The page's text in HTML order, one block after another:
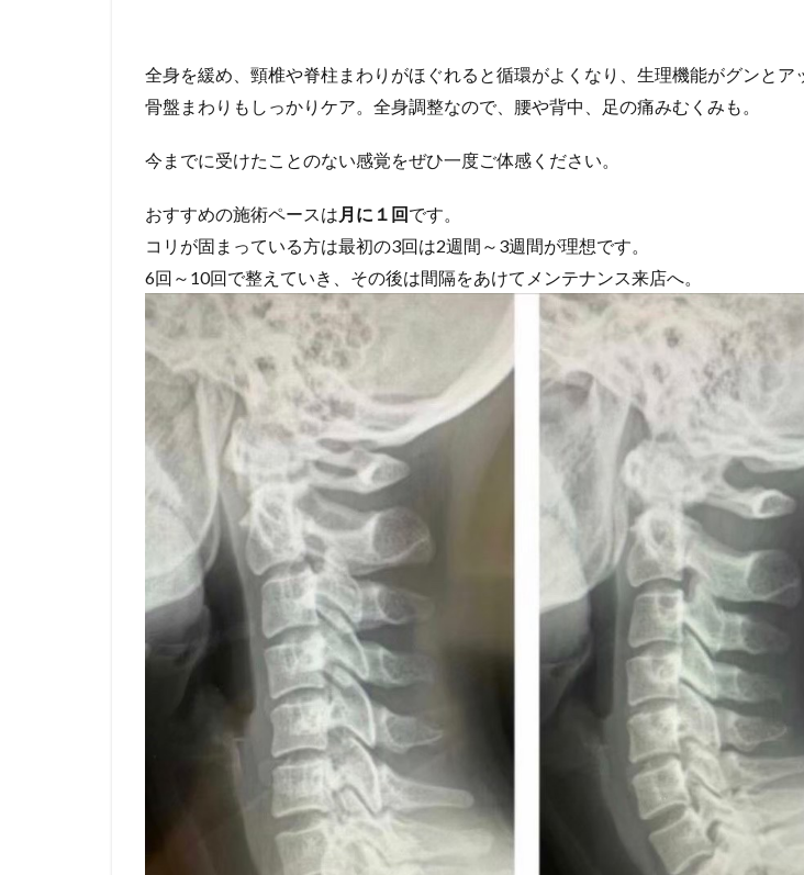
全身を緩め、頸椎や脊柱まわりがほぐれると循環がよくなり、生理機能がグンとア
骨盤まわりもしっかりケア。全身調整なので、腰や背中、足の痛みむくみも。
今までに受けたことのない感覚をぜひ一度ご体感ください。
おすすめの施術ペースは 月に１回です。
コリが固まっている方は最初の3回は2週間～3週間が理想です。
6回～10回で整えていき、その後は間隔をあけてメンテナンス来店へ。